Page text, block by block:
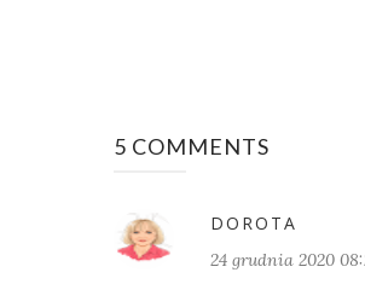
5 COMMENTS
DOROTA
24 grudnia 2020